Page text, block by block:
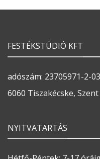
FESTÉKSTÚDIÓ KFT
adószám: 23705971-2-03
6060 Tiszakécske,
NYITVATARTÁS